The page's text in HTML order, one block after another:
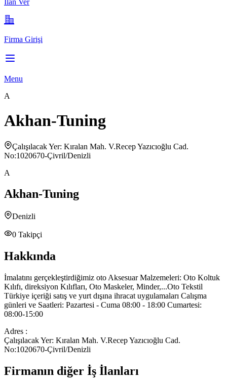
Firma Girişi
Menu
A
Akhan-Tuning
Çalışılacak Yer: Kıralan Mah. V.Recep Yazıcıoğlu Cad.
No:1020670-Çivril/Denizli
A
Akhan-Tuning
Denizli
0 Takipçi
Hakkında
İmalatını gerçekleştirdiğimiz oto Aksesuar Malzemeleri: Oto Koltuk
Kılıfı, direksiyon Kılıfları, Oto Maskeler, Minder,...Oto Tekstil
Türkiye içeriği satış ve yurt dışına ihracat uygulamaları Calışma
günleri ve Saatleri: Pazartesi - Cuma 08:00 - 18:00 Cumartesi:
08:00-15:00
Adres :
Çalışılacak Yer: Kıralan Mah. V.Recep Yazıcıoğlu Cad.
No:1020670-Çivril/Denizli
Firmanın diğer İş İlanları